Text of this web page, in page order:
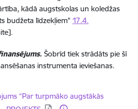
kādā augstskolas un koledžas
budžeta līdzekļiem" 17.4.
Šobrīd tiek strādāts pie šī
instrumenta ieviešanas.
“Par turpmāko augstākās